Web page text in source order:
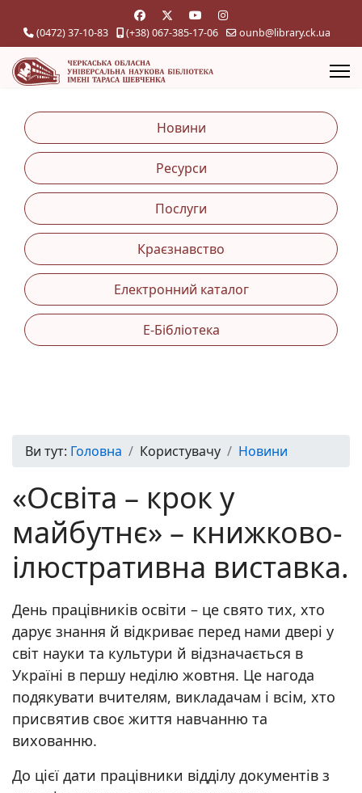
(0472) 37-10-83 (+38) 067-385-17-06 ounb@library.ck.ua
Новини
Ресурси
Послуги
Краєзнавство
Електронний каталог
Е-Бібліотека
Ви тут: Головна Користувачу Новини
«Освіта – крок у
майбутнє» – книжково-
ілюстративна виставка.
День працівників освіти – це свято тих, хто
дарує знання й відкриває перед нами двері у
світ науки та культури й відзначається в
Україні в першу неділю жовтня. Це нагода
подякувати вчителям, викладачам і всім, хто
присвятив своє життя навчанню та
вихованню.
До цієї дати працівники відділу документів з